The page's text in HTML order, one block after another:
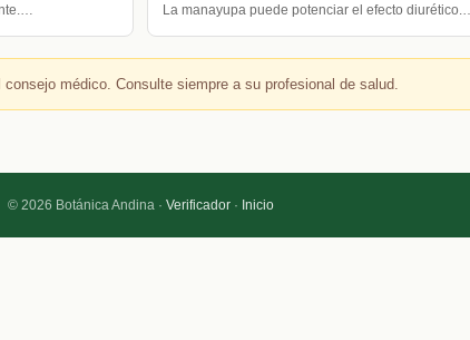
La manayupa puede potenciar el efecto diurético.…
médico. Consulte siempre a su profesional de salud.
© 2026 Botánica Andina · Verificador· Inicio